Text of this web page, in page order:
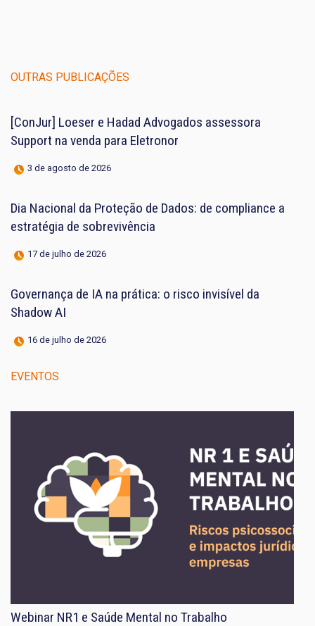
OUTRAS PUBLICAÇÕES
[ConJur] Loeser e Hadad Advogados assessora
Support na venda para Eletronor
3 de agosto de 2026
Dia Nacional da Proteção de Dados: de compliance a
estratégia de sobrevivência
17 de julho de 2026
Governança de IA na prática: o risco invisível da
Shadow AI
16 de julho de 2026
EVENTOS
Webinar NR1 e Saúde Mental no Trabalho